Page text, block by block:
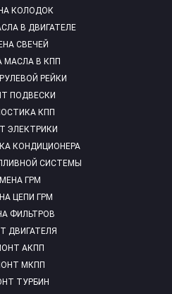
КОЛОДОК
В ДВИГАТЕЛЕ
СВЕЧЕЙ
МАСЛА В КПП
РЕЙКИ
ПОДВЕСКИ
КПП
ЭЛЕКТРИКИ
КОНДИЦИОНЕРА
СИСТЕМЫ
ГРМ
ЦЕПИ ГРМ
ФИЛЬТРОВ
ДВИГАТЕЛЯ
АКПП
МКПП
ТУРБИН